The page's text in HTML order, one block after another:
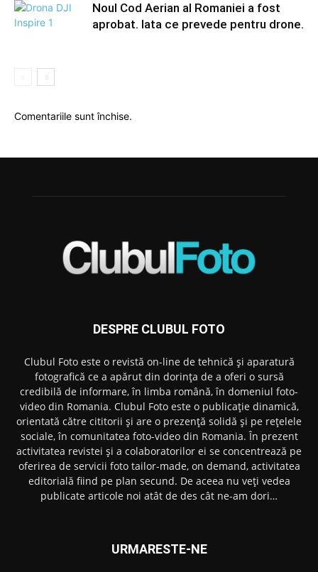
Noul Cod Aerian al Romaniei a fost
aprobat. Iata ce prevede pentru drone.
Comentariile sunt închise.
DESPRE CLUBUL FOTO
Clubul Foto este o revistă on-line de tehnică și aparatură
fotografică ce a apărut din dorința de a oferi o sursă
credibilă de informare, în limba română, în domeniul foto-
video din Romania. Clubul Foto este o publicație dinamică,
orientată către cititorii și are o prezență solidă și pe rețelele
sociale, în comunitatea foto-video din Romania. În prezent
activitatea revistei și a colaboratorilor ei se concentrează pe
oferirea de servicii foto tailor-made, on demand, activitatea
editorială fiind pe plan secund. De aceea nu veți vedea
publicate articole noi atât de des cât ne-am dori…
URMARESTE-NE